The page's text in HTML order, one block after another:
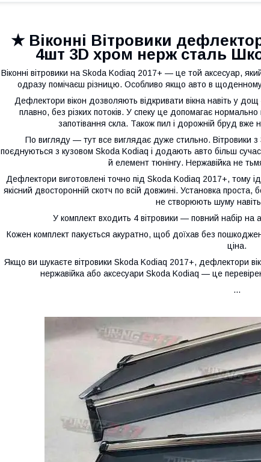
★ Віконні Вітровики
4шт 3D хром нерж сталь
Віконні вітровики на Skoda Kodiaq 2017+ — це той аксесуар,
одразу помічаєш різницю. Особливо якщо авто в
Дефлектори вікон дозволяють відкривати вікна навіть у
плавно, без різких потоків. У спеку це допомагає
запотівання скла. Також пил і дорожній бруд вже
По вигляду — тут все виглядає дуже стильно. Вітровики
поєднуються з кузовом Skoda Kodiaq і додають авто більш
й елемент тюнінгу. Нержавійка не
Дефлектори виготовлені точно під Skoda Kodiaq 2017+,
якісний двосторонній скотч по всій довжині. Установка
не створюють шуму
У комплект входить 4 вітровики — повний набір на
Кожен комплект пакується акуратно, щоб доїхав без
ціна.
Якщо ви шукаєте вітровики Skoda Kodiaq 2017+, дефлектори
нержавійка або аксесуари Skoda Kodiaq — це
...